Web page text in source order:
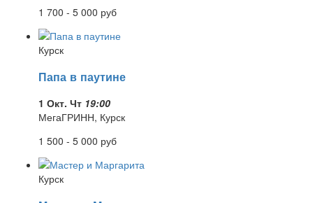
1 700 - 5 000 руб
Курск
Папа в паутине
1 Окт. Чт 19:00
МегаГРИНН, Курск
1 500 - 5 000 руб
Курск